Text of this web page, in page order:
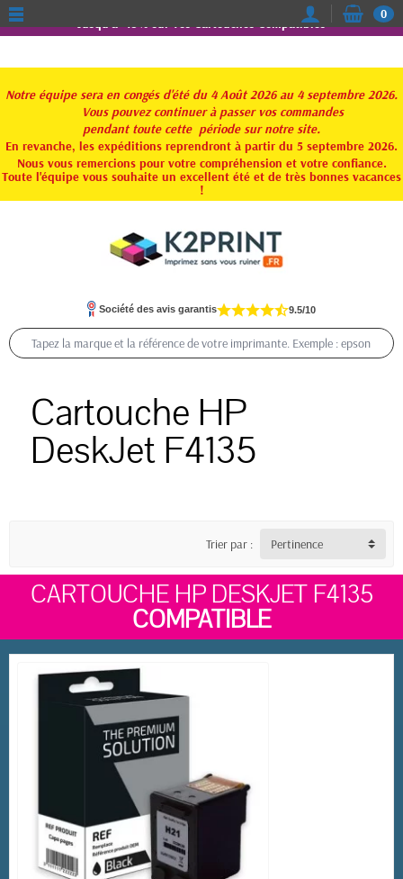
Jusqu'à -15% sur vos Cartouches Compatibles
Notre équipe sera en congés d'été du 4 Août 2026 au 4 septembre 2026.
Vous pouvez continuer à passer vos commandes
pendant toute cette période sur notre site.
En revanche, les expéditions reprendront à partir du 5 septembre 2026.
Nous vous remercions pour votre compréhension et votre confiance.
Toute l'équipe vous souhaite un excellent été et de très bonnes vacances
!
0
Société des avis garantis 9.5/10
Cartouche HP
DeskJet F4135
Trier par : Pertinence
CARTOUCHE HP DESKJET F4135
COMPATIBLE